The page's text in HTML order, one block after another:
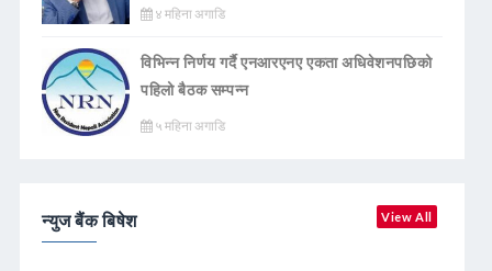
४ महिना अगाडि
विभिन्न निर्णय गर्दै एनआरएनए एकता अधिवेशनपछिको
पहिलो बैठक सम्पन्न
५ महिना अगाडि
न्युज बैंक बिषेश View All